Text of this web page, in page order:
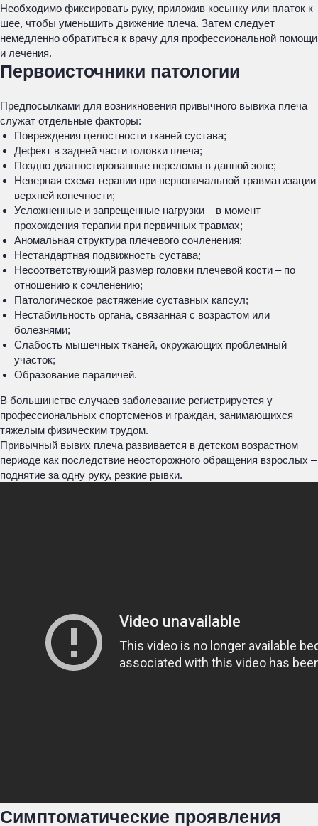
Необходимо фиксировать руку, приложив косынку или платок к
шее, чтобы уменьшить движение плеча. Затем следует
немедленно обратиться к врачу для профессиональной помощи
и лечения.
Первоисточники патологии
Предпосылками для возникновения привычного вывиха плеча
служат отдельные факторы:
Повреждения целостности тканей сустава;
Дефект в задней части головки плеча;
Поздно диагностированные переломы в данной зоне;
Неверная схема терапии при первоначальной травматизации
верхней конечности;
Усложненные и запрещенные нагрузки – в момент
прохождения терапии при первичных травмах;
Аномальная структура плечевого сочленения;
Нестандартная подвижность сустава;
Несоответствующий размер головки плечевой кости – по
отношению к сочленению;
Патологическое растяжение суставных капсул;
Нестабильность органа, связанная с возрастом или
болезнями;
Слабость мышечных тканей, окружающих проблемный
участок;
Образование параличей.
В большинстве случаев заболевание регистрируется у
профессиональных спортсменов и граждан, занимающихся
тяжелым физическим трудом.
Привычный вывих плеча развивается в детском возрастном
периоде как последствие неосторожного обращения взрослых –
поднятие за одну руку, резкие рывки.
Симптоматические проявления